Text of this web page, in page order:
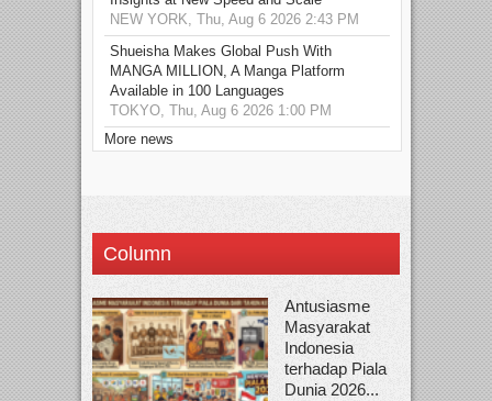
NEW YORK, Thu, Aug 6 2026 2:43 PM
Shueisha Makes Global Push With
MANGA MILLION, A Manga Platform
Available in 100 Languages
TOKYO, Thu, Aug 6 2026 1:00 PM
More news
Column
Antusiasme
Masyarakat
Indonesia
terhadap Piala
Dunia 2026...